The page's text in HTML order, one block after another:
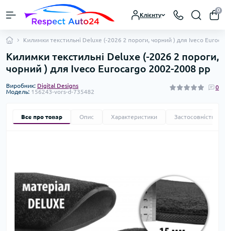
Клієнту
0
Килимки текстильні Deluxe (-2026 2 пороги, чорний ) для Iveco
Килимки текстильні Deluxe (-2026 2 пороги,
чорний ) для Iveco Eurocargo 2002-2008 рр
Виробник: Digital Designs
Модель: 156243-vors-d-735482
0
Все про товар Опис Характеристики Застосовність